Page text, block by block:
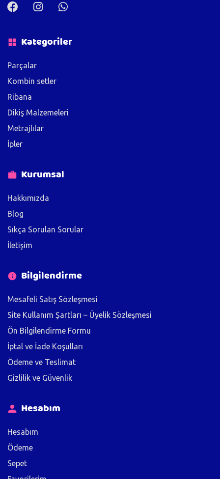
Kategoriler
Parçalar
Kombin setler
Ribana
Dikiş Malzemeleri
Metrajlılar
İpler
Kurumsal
Hakkımızda
Blog
Sıkça Sorulan Sorular
İletişim
Bilgilendirme
Mesafeli Satış Sözleşmesi
Site Kullanım Şartları – Üyelik Sözleşmesi
Ön Bilgilendirme Formu
İptal ve İade Koşulları
Ödeme ve Teslimat
Gizlilik ve Güvenlik
Hesabım
Hesabım
Ödeme
Sepet